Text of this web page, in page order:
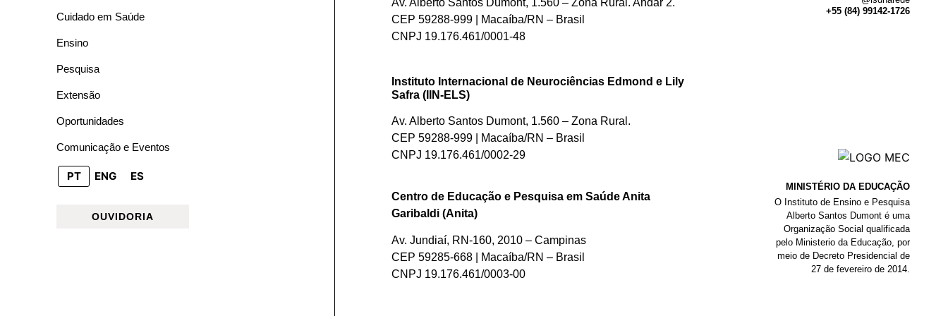
Cuidado em Saúde
Ensino
Pesquisa
Extensão
Oportunidades
Comunicação e Eventos
PT ENG ES
OUVIDORIA
Av. Alberto Santos Dumont, 1.560 – Zona Rural. Andar 2.
CEP 59288-999 | Macaíba/RN – Brasil
CNPJ 19.176.461/0001-48
Instituto Internacional de Neurociências Edmond e Lily
Safra (IIN-ELS)
Av. Alberto Santos Dumont, 1.560 – Zona Rural.
CEP 59288-999 | Macaíba/RN – Brasil
CNPJ 19.176.461/0002-29
Centro de Educação e Pesquisa em Saúde Anita
Garibaldi (Anita)
Av. Jundiaí, RN-160, 2010 – Campinas
CEP 59285-668 | Macaíba/RN – Brasil
CNPJ 19.176.461/0003-00
+55 (84) 99142-1726
MINISTÉRIO DA EDUCAÇÃO
O Instituto de Ensino e Pesquisa
Alberto Santos Dumont é uma
Organização Social qualificada
pelo Ministerio da Educação, por
meio de Decreto Presidencial de
27 de fevereiro de 2014.